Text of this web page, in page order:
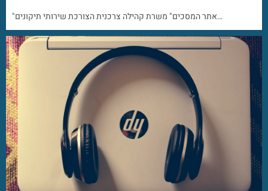
"אתר המסכים" משרת קהילה צרכנית הצורכת שירותי תיקונים…